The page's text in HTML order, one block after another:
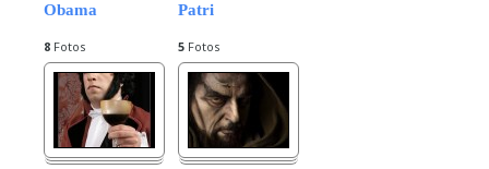
Obama
8 Fotos
Patri
5 Fotos